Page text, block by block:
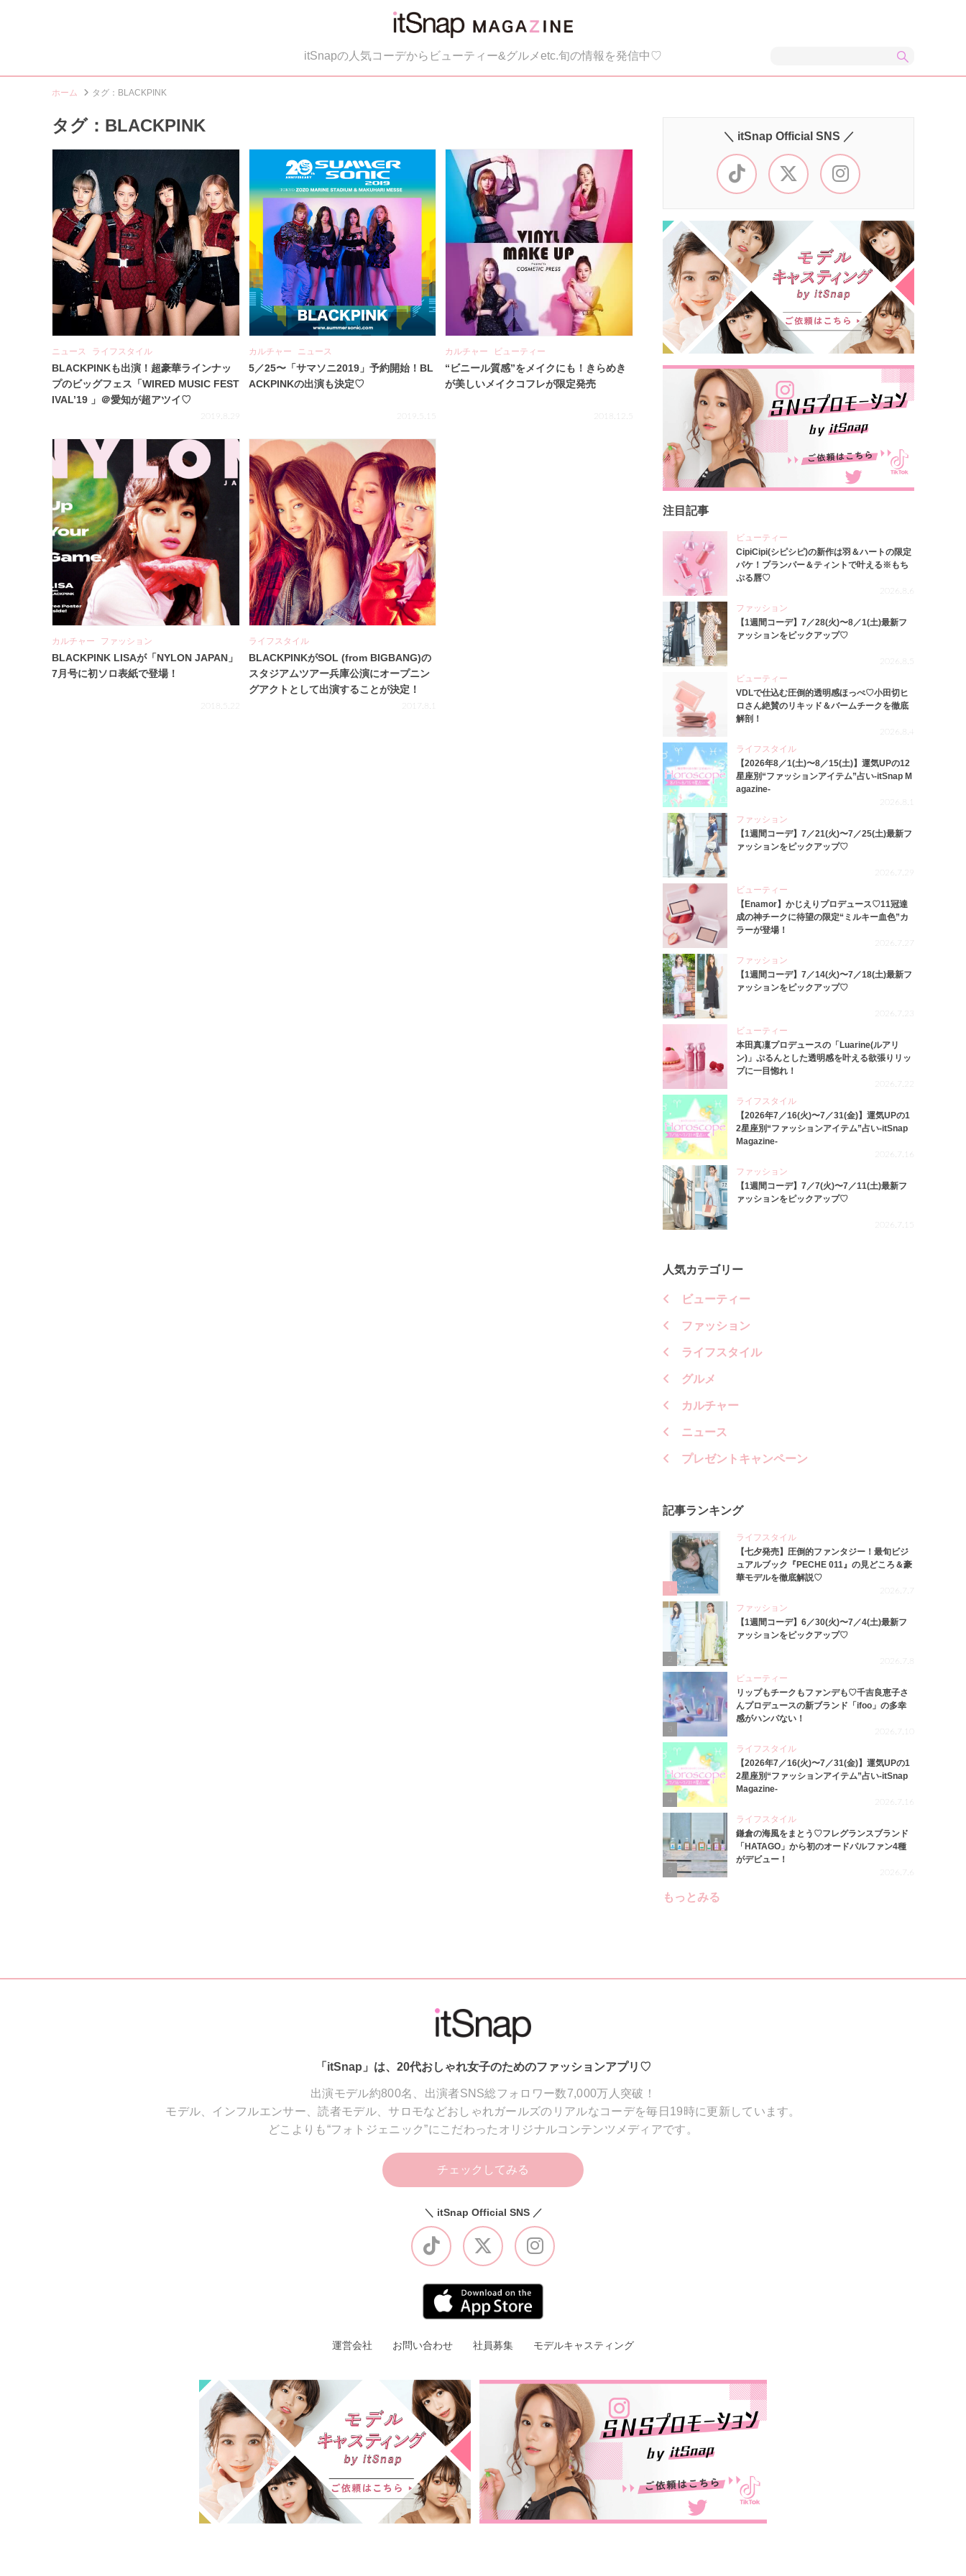
itSnapの人気コーデからビューティー&グルメetc.旬の情報を発信中♡
ホーム タグ：BLACKPINK
タグ：BLACKPINK
ニュース ライフスタイル
BLACKPINKも出演！超豪華ラインナッ
プのビッグフェス「WIRED MUSIC FEST
IVAL’19 」＠愛知が超アツイ♡
2019.8.29
カルチャー ニュース
5／25〜「サマソニ2019」予約開始！BL
ACKPINKの出演も決定♡
2019.5.15
カルチャー ビューティー
“ビニール質感”をメイクにも！きらめき
が美しいメイクコフレが限定発売
2018.12.5
カルチャー ファッション
BLACKPINK LISAが「NYLON JAPAN」
7月号に初ソロ表紙で登場！
2018.5.22
ライフスタイル
BLACKPINKがSOL (from BIGBANG)の
スタジアムツアー兵庫公演にオープニン
グアクトとして出演することが決定！
2017.8.1
＼ itSnap Official SNS ／
注目記事
ビューティー
CipiCipi(シピシピ)の新作は羽＆ハートの限定
パケ！プランパー＆ティントで叶える※もち
ぷる唇♡
2026.8.6
ファッション
【1週間コーデ】7／28(火)〜8／1(土)最新フ
ァッションをピックアップ♡
2026.8.5
ビューティー
VDLで仕込む圧倒的透明感ほっぺ♡小田切ヒ
ロさん絶賛のリキッド＆バームチークを徹底
解剖！
2026.8.4
ライフスタイル
【2026年8／1(土)〜8／15(土)】運気UPの12
星座別“ファッションアイテム”占い-itSnap M
agazine-
2026.8.1
ファッション
【1週間コーデ】7／21(火)〜7／25(土)最新フ
ァッションをピックアップ♡
2026.7.29
ビューティー
【Enamor】かじえりプロデュース♡11冠達
成の神チークに待望の限定“ミルキー血色”カ
ラーが登場！
2026.7.27
ファッション
【1週間コーデ】7／14(火)〜7／18(土)最新フ
ァッションをピックアップ♡
2026.7.23
ビューティー
本田真凜プロデュースの「Luarine(ルアリ
ン)」ぷるんとした透明感を叶える欲張りリッ
プに一目惚れ！
2026.7.22
ライフスタイル
【2026年7／16(火)〜7／31(金)】運気UPの1
2星座別“ファッションアイテム”占い-itSnap
Magazine-
2026.7.16
ファッション
【1週間コーデ】7／7(火)〜7／11(土)最新フ
ァッションをピックアップ♡
2026.7.15
人気カテゴリー
ビューティー
ファッション
ライフスタイル
グルメ
カルチャー
ニュース
プレゼントキャンペーン
記事ランキング
ライフスタイル
【七夕発売】圧倒的ファンタジー！最旬ビジ
ュアルブック『PECHE 011』の見どころ＆豪
華モデルを徹底解説♡
2026.7.7
ファッション
【1週間コーデ】6／30(火)〜7／4(土)最新フ
ァッションをピックアップ♡
2026.7.8
3
ビューティー
リップもチークもファンデも♡千吉良恵子さ
んプロデュースの新ブランド「ifoo」の多幸
感がハンパない！
2026.7.10
4
ライフスタイル
【2026年7／16(火)〜7／31(金)】運気UPの1
2星座別“ファッションアイテム”占い-itSnap
Magazine-
2026.7.16
ライフスタイル
鎌倉の海風をまとう♡フレグランスブランド
「HATAGO」から初のオードパルファン4種
がデビュー！
2026.7.6
もっとみる
「itSnap」は、20代おしゃれ女子のためのファッションアプリ♡
出演モデル約800名、出演者SNS総フォロワー数7,000万人突破！
モデル、インフルエンサー、読者モデル、サロモなどおしゃれガールズのリアルなコーデを毎日19時に更新しています。
どこよりも“フォトジェニック”にこだわったオリジナルコンテンツメディアです。
チェックしてみる
＼ itSnap Official SNS ／
運営会社 お問い合わせ 社員募集 モデルキャスティング